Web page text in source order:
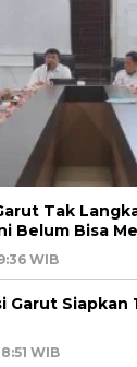
Tak
Belum Bisa
WIB
Garut Siapkan
WIB